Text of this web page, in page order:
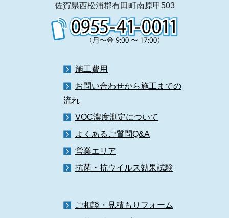
佐賀県西松浦郡有田町南原甲503
施工費用
お問い合わせから施工までの
流れ
VOC濃度測定について
よくあるご質問Q&A
営業エリア
抗菌・抗ウイルス効果試験
ご相談・見積もりフォーム